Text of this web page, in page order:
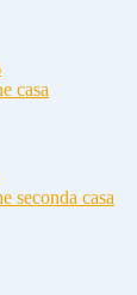
casa
seconda casa